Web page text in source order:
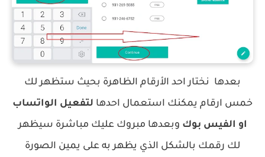
بعدها نختار احد الأرقام الظاهرة بحيث ستظهر لك
خمس ارقام يمكنك استعمال احدها لتفعيل الواتساب
او الفيس بوك وبعدها مبروك عليك مباشرة سيظهر
لك رقمك بالشكل الذي يظهر به على يمين الصورة